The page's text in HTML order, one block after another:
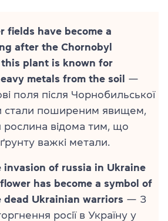
fields have become a
after the Chornobyl
plant is known for
metals from the soil
—
поля після Чорнобильської
стали поширеним явищем,
рослина відома тим, що
важкі метали.
invasion of russia in Ukraine
has become a symbol of
Ukrainian warriors — З
росії в Україну у